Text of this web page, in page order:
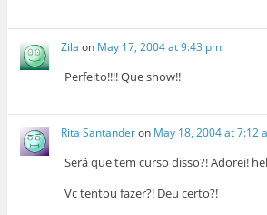
Zila on May 17, 2004 at 9:43 pm
Perfeito!!!! Que show!!
Rita Santanderon May 18, 2004 at 7:12
Será que tem curso disso?! Adorei!
Vc tentou fazer?! Deu certo?!